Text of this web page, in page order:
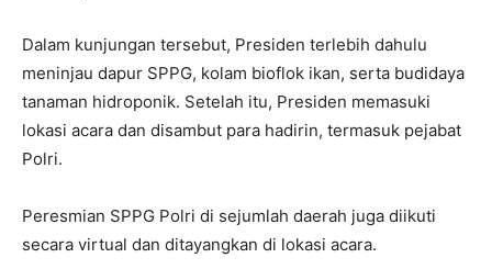
Dalam kunjungan tersebut, Presiden terlebih dahulu
meninjau dapur SPPG, kolam bioflok ikan, serta budidaya
tanaman hidroponik. Setelah itu, Presiden memasuki
lokasi acara dan disambut para hadirin, termasuk pejabat
Polri.
Peresmian SPPG Polri di sejumlah daerah juga diikuti
secara virtual dan ditayangkan di lokasi acara.